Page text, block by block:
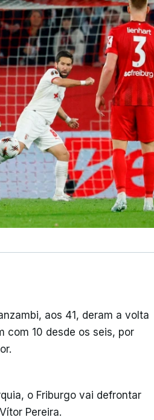
aos 41, deram a volta
com 10 desde os seis, por
o Friburgo vai defrontar
Pereira.